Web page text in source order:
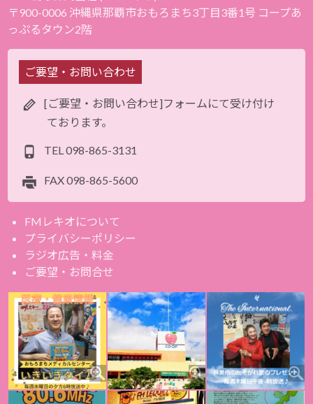
〒900-0006 沖縄県那覇市おもろまち3丁目3番1号 コープあ
っぷるタウン2階
ご要望・お問い合わせ
[ご要望・お問い合わせ]フォームにて受け付け
ております。
TEL 098-865-3131
FAX098-865-5600
FMレキオについて
プライバシーポリシー
ラジオ広告・料金
ご要望・お問合せ